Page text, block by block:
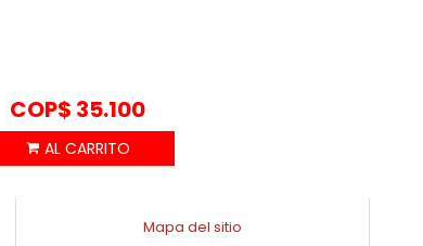
COP$ 35.100
Mapa del sitio